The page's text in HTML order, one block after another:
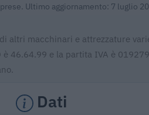
Ultimo aggiornamento: 7 luglio
altri macchinari e attrezzature
46.64.99 e la partita IVA è
Dati